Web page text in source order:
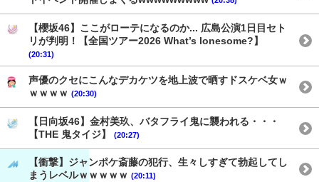
【櫻坂46】ここがローテになるのか... 広島公演1日目セト
リが判明！【全国ツアー2026 What’s lonesome?】
(20:31)
声優のクセにこんなデカケツを地上波で晒すドスケベ女ｗ
ｗｗｗｗ (20:30)
【日向坂46】金村美玖、バタフライ鬼に襲われる・・・
【THE 鬼タイジ】
(20:27)
【衝撃】ジャンポケ斎藤の犯行、生々しすぎて勃起してし
まうレベルｗｗｗｗｗ (20:11)